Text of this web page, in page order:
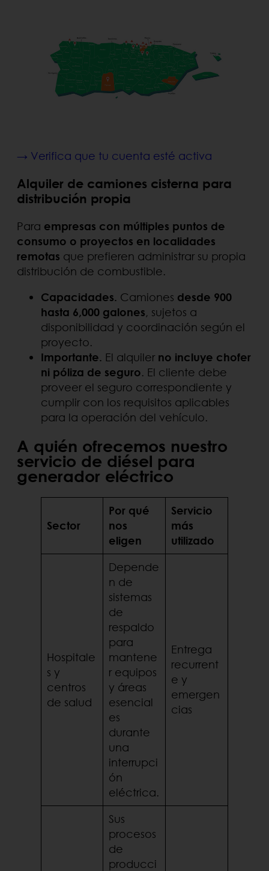
→ Verifica que tu cuenta esté activa
Alquiler de camiones cisterna para
distribución propia
Para empresas con múltiples puntos de
consumo o proyectos en localidades
remotas que prefieren administrar su propia
distribución de combustible.
Capacidades. Camiones desde 900
hasta 6,000 galones, sujetos a
disponibilidad y coordinación según el
proyecto.
Importante. El alquiler no incluye chofer
ni póliza de seguro. El cliente debe
proveer el seguro correspondiente y
cumplir con los requisitos aplicables
para la operación del vehículo.
A quién ofrecemos nuestro
servicio de diésel para
generador eléctrico
Sector
Por qué
nos
eligen
Servicio
más
utilizado
Hospitale
s y
centros
de salud
Depende
n de
sistemas
de
respaldo
para
mantene
r equipos
y áreas
esencial
es
durante
una
interrupci
ón
eléctrica.
Entrega
recurrent
e y
emergen
cias
Sus
procesos
de
producci